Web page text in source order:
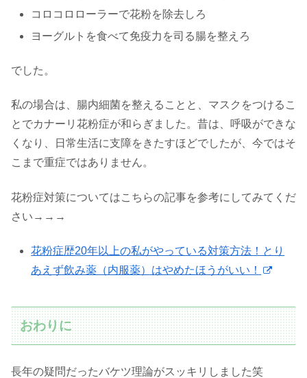
コロコロローラーで花粉を除去しろ
ヨーグルトを食べて免疫力を司る腸を整えろ
でした。
私の場合は、腸内細菌を整えることと、マスクをつけるこ
とでカナーリ花粉症が和らぎました。昔は、呼吸ができな
くなり、日常生活に支障をきたすほどでしたが、今ではそ
こまで重症ではありません。
花粉症対策についてはこちらの記事を参考にしてみてくだ
さい→→→
花粉症歴20年以上の私がやっている対策方法！とり
あえず飲み薬（内服薬）はやめたほうがいい！
おわりに
長年の疑問だったバケツ理論がスッキリしました笑